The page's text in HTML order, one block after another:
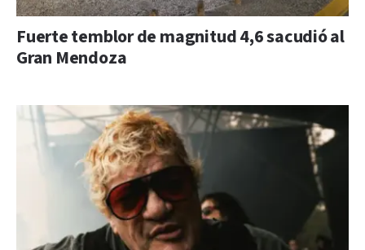
Fuerte temblor de magnitud 4,6 sacudió al
Gran Mendoza